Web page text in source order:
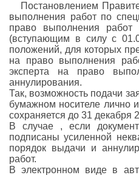
Постановлением
выполнения работ по
право выполнения работ
(вступающим в силу с
положений, для которых
на право выполнения
эксперта на право
аннулирования.
Так, возможность подачи
бумажном носителе лично
сохраняется до 31 декабря
В случае , если
подписаны усиленной
порядок выдачи и
работ.
В электронном виде в